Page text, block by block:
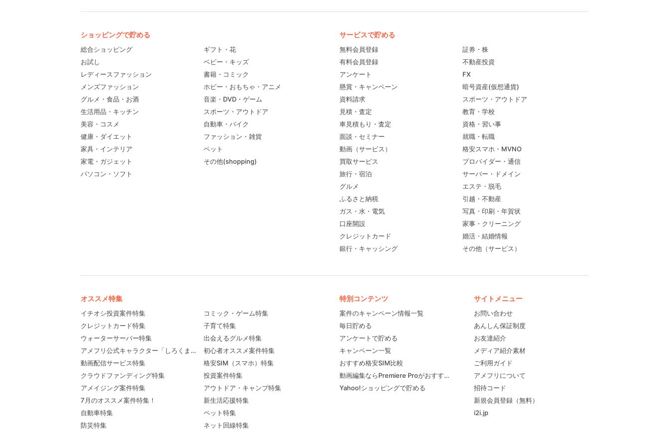
ショッピングで貯める
総合ショッピング
お試し
レディースファッション
メンズファッション
グルメ・食品・お酒
生活用品・キッチン
美容・コスメ
健康・ダイエット
家具・インテリア
家電・ガジェット
パソコン・ソフト
ギフト・花
ベビー・キッズ
書籍・コミック
ホビー・おもちゃ・アニメ
音楽・DVD・ゲーム
スポーツ・アウトドア
自動車・バイク
ファッション・雑貨
ペット
その他(shopping)
サービスで貯める
無料会員登録
有料会員登録
アンケート
懸賞・キャンペーン
資料請求
見積・査定
車見積もり・査定
面談・セミナー
動画（サービス）
買取サービス
旅行・宿泊
グルメ
ふるさと納税
ガス・水・電気
口座開設
クレジットカード
銀行・キャッシング
証券・株
不動産投資
FX
暗号資産(仮想通貨)
スポーツ・アウトドア
教育・学校
資格・習い事
就職・転職
格安スマホ・MVNO
プロバイダー・通信
サーバー・ドメイン
エステ・脱毛
引越・不動産
写真・印刷・年賀状
家事・クリーニング
婚活・結婚情報
その他（サービス）
オススメ特集
イチオシ投資案件特集
クレジットカード特集
ウォーターサーバー特集
アメフリ公式キャラクター「しろくま先輩」プロフィール
動画配信サービス特集
クラウドファンディング特集
アメイジング案件特集
7月のオススメ案件特集！
自動車特集
防災特集
コミック・ゲーム特集
子育て特集
出会えるグルメ特集
初心者オススメ案件特集
格安SIM（スマホ）特集
投資案件特集
アウトドア・キャンプ特集
新生活応援特集
ペット特集
ネット回線特集
特別コンテンツ
案件のキャンペーン情報一覧
毎日貯める
アンケートで貯める
キャンペーン一覧
おすすめ格安SIM比較
動画編集ならPremiere Proがおすすめ！
Yahoo!ショッピングで貯める
サイトメニュー
お問い合わせ
あんしん保証制度
お友達紹介
メディア紹介素材
ご利用ガイド
アメフリについて
招待コード
新規会員登録（無料）
i2i.jp